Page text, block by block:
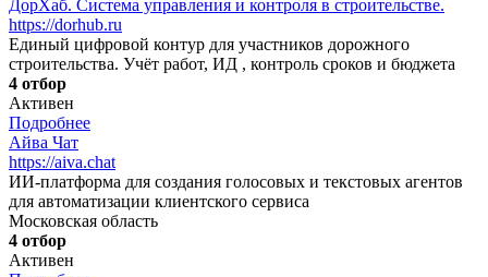
ДорХаб. Система управления и контроля в строительстве.
https://dorhub.ru
Единый цифровой контур для участников дорожного
строительства. Учёт работ, ИД , контроль сроков и бюджета
4 отбор
Активен
Подробнее
Айва Чат
https://aiva.chat
ИИ-платформа для создания голосовых и текстовых агентов
для автоматизации клиентского сервиса
Московская область
4 отбор
Активен